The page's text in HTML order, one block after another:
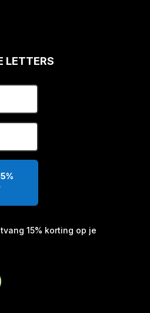
LETTERS
15% korting op je